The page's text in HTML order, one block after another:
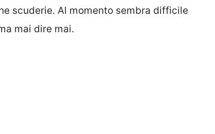
scuderie. Al momento sembra difficile
mai dire mai.